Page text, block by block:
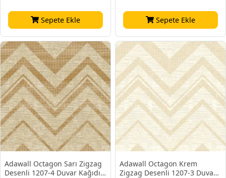
Sepete Ekle Sepete Ekle
Adawall Octagon Sarı Zigzag
Desenli 1207-4 Duvar Kağıdı
Adawall Octagon Krem
Zigzag Desenli 1207-3 Duvar